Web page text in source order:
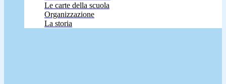
Le carte della scuola
Organizzazione
La storia